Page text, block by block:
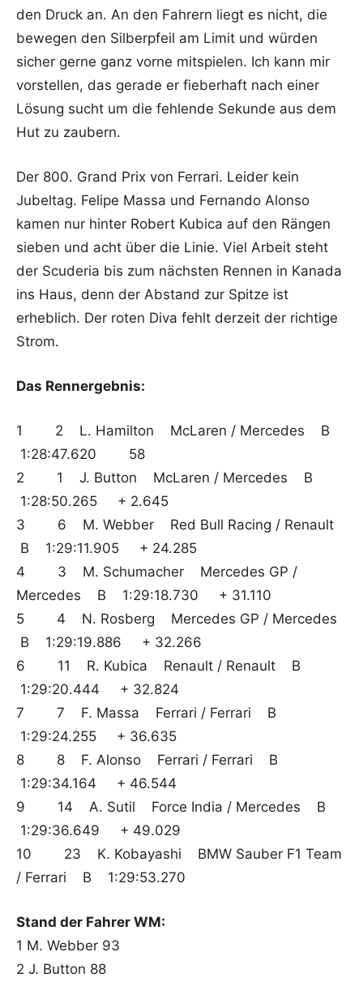
den Druck an. An den Fahrern liegt es nicht, die
bewegen den Silberpfeil am Limit und würden
sicher gerne ganz vorne mitspielen. Ich kann mir
vorstellen, das gerade er fieberhaft nach einer
Lösung sucht um die fehlende Sekunde aus dem
Hut zu zaubern.
Der 800. Grand Prix von Ferrari. Leider kein
Jubeltag. Felipe Massa und Fernando Alonso
kamen nur hinter Robert Kubica auf den Rängen
sieben und acht über die Linie. Viel Arbeit steht
der Scuderia bis zum nächsten Rennen in Kanada
ins Haus, denn der Abstand zur Spitze ist
erheblich. Der roten Diva fehlt derzeit der richtige
Strom.
Das Rennergebnis:
1 2 L. Hamilton McLaren / Mercedes B
1:28:47.620 58
2 1 J. Button McLaren / Mercedes B
1:28:50.265 + 2.645
3 6 M. Webber Red Bull Racing / Renault
B 1:29:11.905 + 24.285
4 3 M. Schumacher Mercedes GP /
Mercedes B 1:29:18.730 + 31.110
5 4 N. Rosberg Mercedes GP / Mercedes
B 1:29:19.886 + 32.266
6 11 R. Kubica Renault / Renault B
1:29:20.444 + 32.824
7 7 F. Massa Ferrari / Ferrari B
1:29:24.255 + 36.635
8 8 F. Alonso Ferrari / Ferrari B
1:29:34.164 + 46.544
9 14 A. Sutil Force India / Mercedes B
1:29:36.649 + 49.029
10 23 K. Kobayashi BMW Sauber F1 Team
/ Ferrari B 1:29:53.270
Stand der Fahrer WM:
1 M. Webber 93
2 J. Button 88